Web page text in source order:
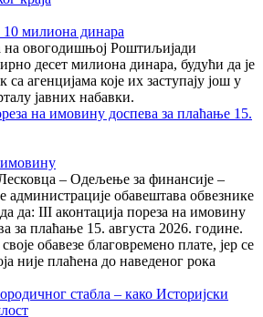
10 милиона динара
на овогодишњој Роштиљијади
десет милиона динара, будући да је
са агенцијама које их заступају још у
јавних набавки.
имовину
– Одељење за финансије –
администрације обавештава обвезнике
да: III аконтација пореза на имовину
за плаћање 15. августа 2026. године.
обавезе благовремено плате, јер се
није плаћена до наведеног рока